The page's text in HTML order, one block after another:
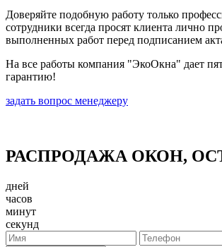
Доверяйте подобную работу только
сотрудники всегда просят клиента лично
выполненных работ перед подписанием
На все работы компания "ЭкоОкна" дает
гарантию!
задать вопрос менеджеру
РАСПРОДАЖА ОКОН,
дней
часов
минут
секунд